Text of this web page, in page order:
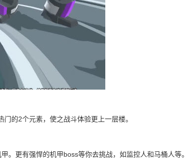
的2个元素，使之战斗体验更上一层楼。
。更有强悍的机甲boss等你去挑战，如监控人和马桶人等。